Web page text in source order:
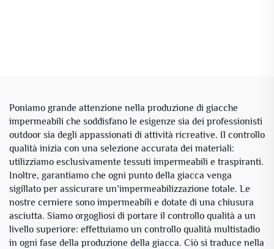
Poniamo grande attenzione nella produzione di giacche
impermeabili che soddisfano le esigenze sia dei professionisti
outdoor sia degli appassionati di attività ricreative. Il controllo
qualità inizia con una selezione accurata dei materiali:
utilizziamo esclusivamente tessuti impermeabili e traspiranti.
Inoltre, garantiamo che ogni punto della giacca venga
sigillato per assicurare un’impermeabilizzazione totale. Le
nostre cerniere sono impermeabili e dotate di una chiusura
asciutta. Siamo orgogliosi di portare il controllo qualità a un
livello superiore: effettuiamo un controllo qualità multistadio
in ogni fase della produzione della giacca. Ciò si traduce nella